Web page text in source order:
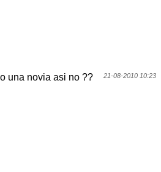
21-08-2010 10:23
una novia asi no ??